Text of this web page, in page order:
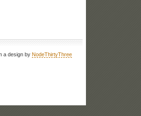
a design byNodeThirtyThree